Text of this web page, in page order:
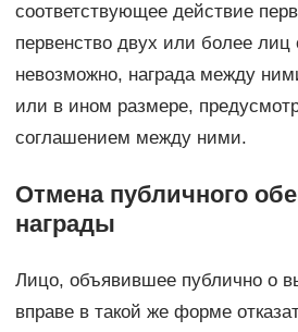
соответствующее действие
первенство двух или более лиц
невозможно, награда между
или в ином размере,
соглашением между ними.
Отмена публичного
награды
Лицо, объявившее публично о
вправе в такой же форме